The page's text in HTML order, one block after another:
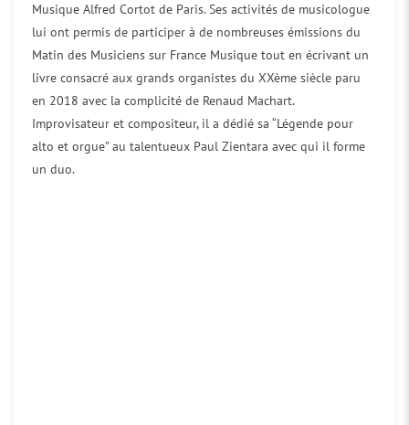
Musique Alfred Cortot de Paris. Ses activités de musicologue
lui ont permis de participer à de nombreuses émissions du
Matin des Musiciens sur France Musique tout en écrivant un
livre consacré aux grands organistes du XXème siècle paru
en 2018 avec la complicité de Renaud Machart.
Improvisateur et compositeur, il a dédié sa “Légende pour
alto et orgue” au talentueux Paul Zientara avec qui il forme
un duo.